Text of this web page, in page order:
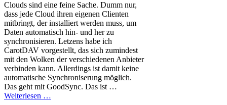
Clouds sind eine feine Sache. Dumm nur,
dass jede Cloud ihren eigenen Clienten
mitbringt, der installiert werden muss, um
Daten automatisch hin- und her zu
synchronisieren. Letzens habe ich
CarotDAV vorgestellt, das sich zumindest
mit den Wolken der verschiedenen Anbieter
verbinden kann. Allerdings ist damit keine
automatische Synchroniserung möglich.
Das geht mit GoodSync. Das ist …
Weiterlesen …